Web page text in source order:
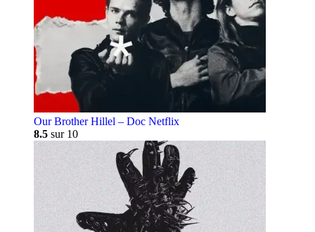
Our Brother Hillel – Doc Netflix
8.5 sur 10